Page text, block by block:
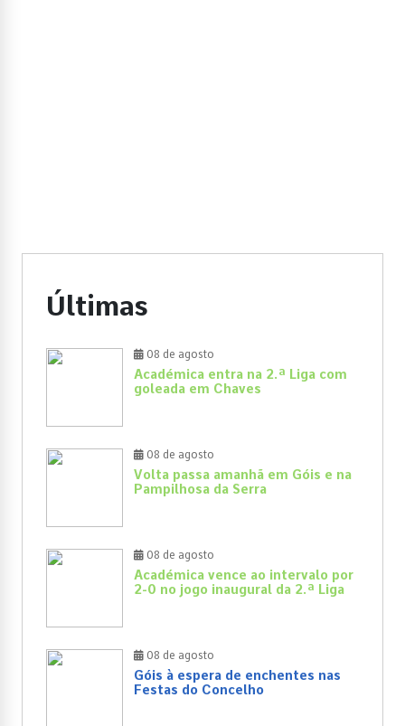
Últimas
08 de agosto
Académica entra na 2.ª Liga com
goleada em Chaves
08 de agosto
Volta passa amanhã em Góis e na
Pampilhosa da Serra
08 de agosto
Académica vence ao intervalo por
2-0 no jogo inaugural da 2.ª Liga
08 de agosto
Góis à espera de enchentes nas
Festas do Concelho